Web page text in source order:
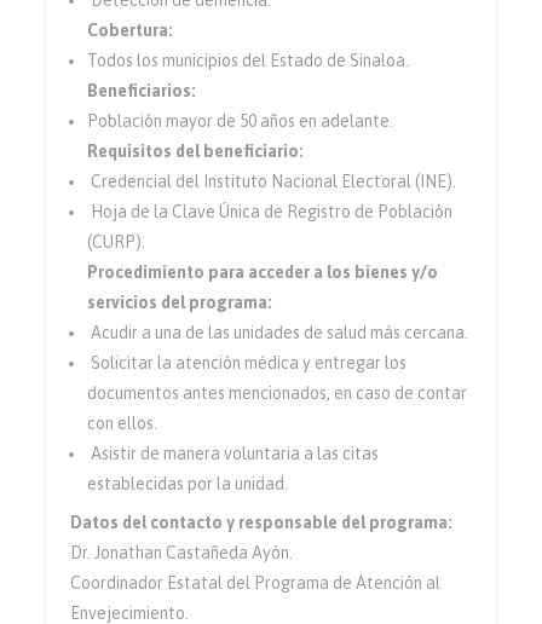
Cobertura:
Todos los municipios del Estado de Sinaloa.
Beneficiarios:
Población mayor de 50 años en adelante.
Requisitos del beneficiario:
Credencial del Instituto Nacional Electoral (INE).
Hoja de la Clave Única de Registro de Población
(CURP).
Procedimiento para acceder a los bienes y/o
servicios del programa:
Acudir a una de las unidades de salud más cercana.
Solicitar la atención médica y entregar los
documentos antes mencionados, en caso de contar
con ellos.
Asistir de manera voluntaria a las citas
establecidas por la unidad.
Datos del contacto y responsable del programa:
Dr. Jonathan Castañeda Ayón.
Coordinador Estatal del Programa de Atención al
Envejecimiento.